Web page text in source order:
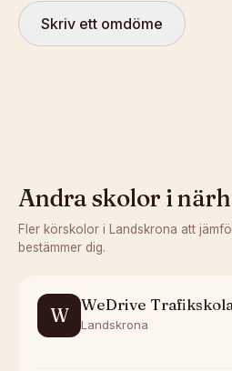
Skriv ett omdöme
Andra skolor i
Fler körskolor i Landskrona att
bestämmer dig.
W WeDrive Trafikskola
Landskrona